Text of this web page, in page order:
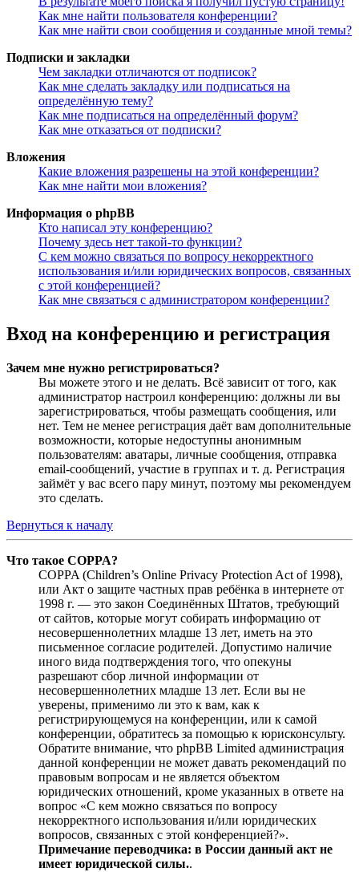
Как мне найти пользователя конференции?
Как мне найти свои сообщения и созданные мной темы?
Подписки и закладки
Чем закладки отличаются от подписок?
Как мне сделать закладку или подписаться на
определённую тему?
Как мне подписаться на определённый форум?
Как мне отказаться от подписки?
Вложения
Какие вложения разрешены на этой конференции?
Как мне найти мои вложения?
Информация о phpBB
Кто написал эту конференцию?
Почему здесь нет такой-то функции?
С кем можно связаться по вопросу некорректного
использования и/или юридических вопросов, связанных
с этой конференцией?
Как мне связаться с администратором конференции?
Вход на конференцию и регистрация
Зачем мне нужно регистрироваться?
Вы можете этого и не делать. Всё зависит от того, как
администратор настроил конференцию: должны ли вы
зарегистрироваться, чтобы размещать сообщения, или
нет. Тем не менее регистрация даёт вам дополнительные
возможности, которые недоступны анонимным
пользователям: аватары, личные сообщения, отправка
email-сообщений, участие в группах и т. д. Регистрация
займёт у вас всего пару минут, поэтому мы рекомендуем
это сделать.
Вернуться к началу
Что такое COPPA?
COPPA (Children’s Online Privacy Protection Act of 1998),
или Акт о защите частных прав ребёнка в интернете от
1998 г. — это закон Соединённых Штатов, требующий
от сайтов, которые могут собирать информацию от
несовершеннолетних младше 13 лет, иметь на это
письменное согласие родителей. Допустимо наличие
иного вида подтверждения того, что опекуны
разрешают сбор личной информации от
несовершеннолетних младше 13 лет. Если вы не
уверены, применимо ли это к вам, как к
регистрирующемуся на конференции, или к самой
конференции, обратитесь за помощью к юрисконсульту.
Обратите внимание, что phpBB Limited администрация
данной конференции не может давать рекомендаций по
правовым вопросам и не является объектом
юридических отношений, кроме указанных в ответе на
вопрос «С кем можно связаться по вопросу
некорректного использования и/или юридических
вопросов, связанных с этой конференцией?».
Примечание переводчика: в России данный акт не
имеет юридической силы..